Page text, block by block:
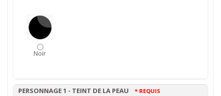
Noir
PERSONNAGE 1 - TEINT DE LA PEAU * REQUIS